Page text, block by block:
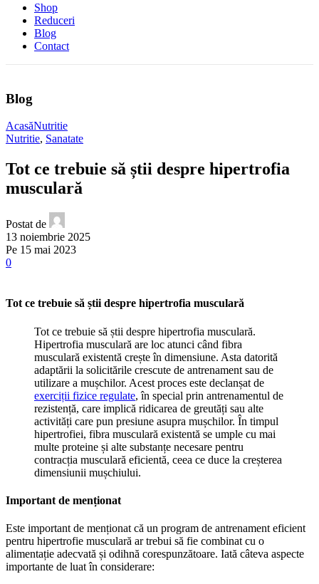
Shop
Reduceri
Blog
Contact
Blog
AcasăNutritie
Nutritie, Sanatate
Tot ce trebuie să știi despre hipertrofia
musculară
Postat de
13 noiembrie 2025
Pe 15 mai 2023
0
Tot ce trebuie să știi despre hipertrofia musculară
Tot ce trebuie să știi despre hipertrofia musculară.
Hipertrofia musculară are loc atunci când fibra
musculară existentă crește în dimensiune. Asta datorită
adaptării la solicitările crescute de antrenament sau de
utilizare a mușchilor. Acest proces este declanșat de
exerciții fizice regulate, în special prin antrenamentul de
rezistență, care implică ridicarea de greutăți sau alte
activități care pun presiune asupra mușchilor. În timpul
hipertrofiei, fibra musculară existentă se umple cu mai
multe proteine și alte substanțe necesare pentru
contracția musculară eficientă, ceea ce duce la creșterea
dimensiunii mușchiului.
Important de menționat
Este important de menționat că un program de antrenament eficient
pentru hipertrofie musculară ar trebui să fie combinat cu o
alimentație adecvată și odihnă corespunzătoare. Iată câteva aspecte
importante de luat în considerare: